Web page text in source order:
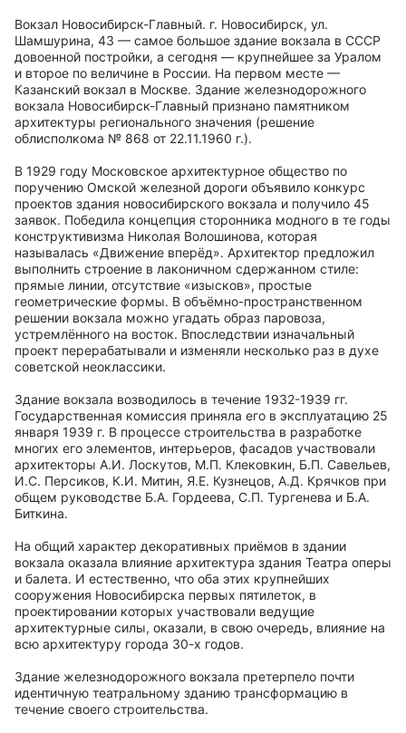
Вокзал Новосибирск-Главный. г. Новосибирск, ул.
Шамшурина, 43 — самое большое здание вокзала в СССР
довоенной постройки, а сегодня — крупнейшее за Уралом
и второе по величине в России. На первом месте —
Казанский вокзал в Москве. Здание железнодорожного
вокзала Новосибирск-Главный признано памятником
архитектуры регионального значения (решение
облисполкома № 868 от 22.11.1960 г.).
В 1929 году Московское архитектурное общество по
поручению Омской железной дороги объявило конкурс
проектов здания новосибирского вокзала и получило 45
заявок. Победила концепция сторонника модного в те годы
конструктивизма Николая Волошинова, которая
называлась «Движение вперёд». Архитектор предложил
выполнить строение в лаконичном сдержанном стиле:
прямые линии, отсутствие «изысков», простые
геометрические формы. В объёмно-пространственном
решении вокзала можно угадать образ паровоза,
устремлённого на восток. Впоследствии изначальный
проект перерабатывали и изменяли несколько раз в духе
советской неоклассики.
Здание вокзала возводилось в течение 1932-1939 гг.
Государственная комиссия приняла его в эксплуатацию 25
января 1939 г. В процессе строительства в разработке
многих его элементов, интерьеров, фасадов участвовали
архитекторы А.И. Лоскутов, М.П. Клековкин, Б.П. Савельев,
И.С. Персиков, К.И. Митин, Я.Е. Кузнецов, А.Д. Крячков при
общем руководстве Б.А. Гордеева, С.П. Тургенева и Б.А.
Биткина.
На общий характер декоративных приёмов в здании
вокзала оказала влияние архитектура здания Театра оперы
и балета. И естественно, что оба этих крупнейших
сооружения Новосибирска первых пятилеток, в
проектировании которых участвовали ведущие
архитектурные силы, оказали, в свою очередь, влияние на
всю архитектуру города 30-х годов.
Здание железнодорожного вокзала претерпело почти
идентичную театральному зданию трансформацию в
течение своего строительства.